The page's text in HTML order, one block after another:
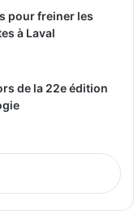
et de ses
de ses jeunes
Laval
hymne local.
streaming,
la beauté et
et des
pour freiner les
à Laval
de la 22e édition